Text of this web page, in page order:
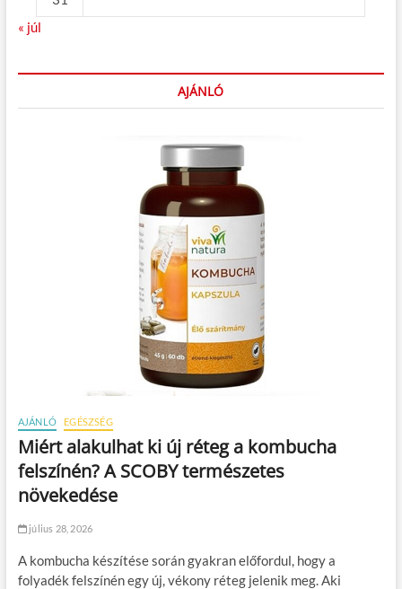
« júl
AJÁNLÓ
AJÁNLÓ EGÉSZSÉG
Miért alakulhat ki új réteg a kombucha
felszínén? A SCOBY természetes
növekedése
július 28, 2026
A kombucha készítése során gyakran előfordul, hogy a
folyadék felszínén egy új, vékony réteg jelenik meg. Aki